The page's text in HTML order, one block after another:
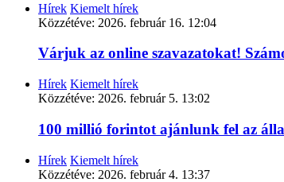
Hírek Kiemelt hírek
Közzétéve: 2026. február 16. 12:04
Várjuk az online szavazatokat!
Hírek Kiemelt hírek
Közzétéve: 2026. február 5. 13:02
100 millió forintot ajánlunk fel az
Hírek Kiemelt hírek
Közzétéve: 2026. február 4. 13:37